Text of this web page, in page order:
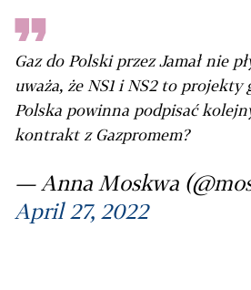
Gaz do Polski przez Jamał nie
uważa, że NS1 i NS2 to projekty
Polska powinna podpisać
kontrakt z Gazpromem?
— Anna Moskwa
April 27, 2022